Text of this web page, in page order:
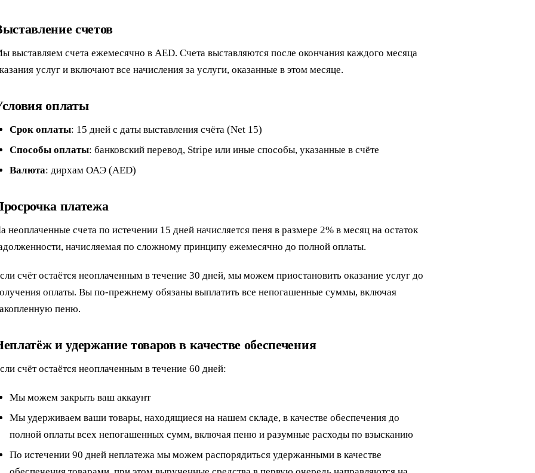
счетов
выставляем счета ежемесячно в AED. Счета выставляются после окончания каждого месяца
услуг и включают все начисления за услуги, оказанные в этом месяце.
оплаты
Срок оплаты: 15 дней с даты выставления счёта (Net 15)
Способы оплаты: банковский перевод, Stripe или иные способы, указанные в счёте
Валюта: дирхам ОАЭ (AED)
платежа
неоплаченные счета по истечении 15 дней начисляется пеня в размере 2% в месяц на остаток
начисляемая по сложному принципу ежемесячно до полной оплаты.
счёт остаётся неоплаченным в течение 30 дней, мы можем приостановить оказание услуг до
оплаты. Вы по-прежнему обязаны выплатить все непогашенные суммы, включая
пеню.
и удержание товаров в качестве обеспечения
счёт остаётся неоплаченным в течение 60 дней:
Мы можем закрыть ваш аккаунт
Мы удерживаем ваши товары, находящиеся на нашем складе, в качестве обеспечения до
полной оплаты всех непогашенных сумм, включая пеню и разумные расходы по взысканию
По истечении 90 дней неплатежа мы можем распорядиться удержанными в качестве